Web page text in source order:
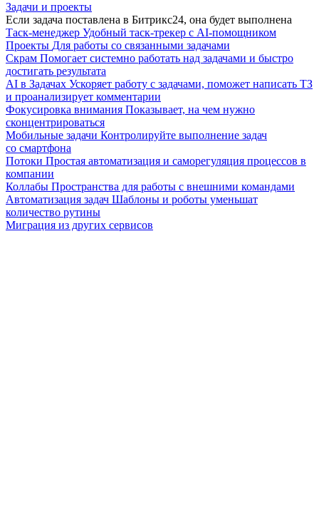
Задачи и проекты
Если задача поставлена в Битрикс24, она будет выполнена
Таск-менеджер Удобный таск-трекер с AI-помощником
Проекты Для работы со связанными задачами
Скрам Помогает системно работать над задачами и быстро
достигать результата
AI в Задачах Ускоряет работу с задачами, поможет написать ТЗ
и проанализирует комментарии
Фокусировка внимания Показывает, на чем нужно
сконцентрироваться
Мобильные задачи Контролируйте выполнение задач
со смартфона
Потоки Простая автоматизация и саморегуляция процессов в
компании
Коллабы Пространства для работы с внешними командами
Автоматизация задач Шаблоны и роботы уменьшат
количество рутины
Миграция из других сервисов